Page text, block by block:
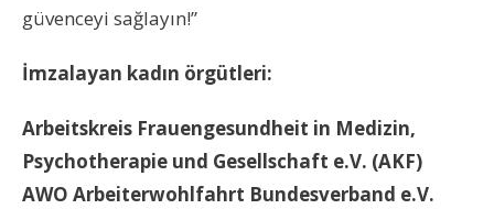
güvenceyi sağlayın!”
İmzalayan kadın örgütleri:
Arbeitskreis Frauengesundheit in Medizin,
Psychotherapie und Gesellschaft e.V. (AKF)
AWO Arbeiterwohlfahrt Bundesverband e.V.